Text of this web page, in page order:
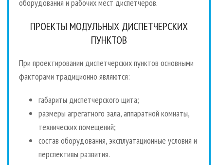
оборудования и рабочих мест диспетчеров.
ПРОЕКТЫ МОДУЛЬНЫХ ДИСПЕТЧЕРСКИХ
ПУНКТОВ
При проектировании диспетчерских пунктов основными
факторами традиционно являются:
габариты диспетчерского щита;
размеры агрегатного зала, аппаратной комнаты,
технических помещений;
состав оборудования, эксплуатационные условия и
перспективы развития.